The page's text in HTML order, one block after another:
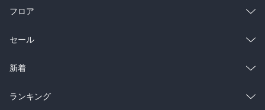
フロア
総合
ラノベ
雑誌・グラビア
セール
総合
ラノベ
新着
総合
ランキング